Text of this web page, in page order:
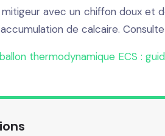
avec un chiffon doux et
de calcaire.
thermodynamique ECS :